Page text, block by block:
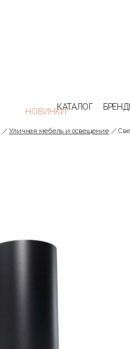
КАТАЛОГ
Уличная мебель и освещение